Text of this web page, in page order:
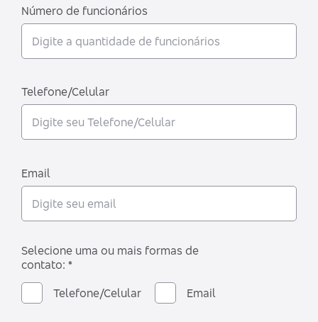
Número de funcionários
Telefone/Celular
Email
Selecione uma ou mais formas de
contato: *
Telefone/Celular
Email